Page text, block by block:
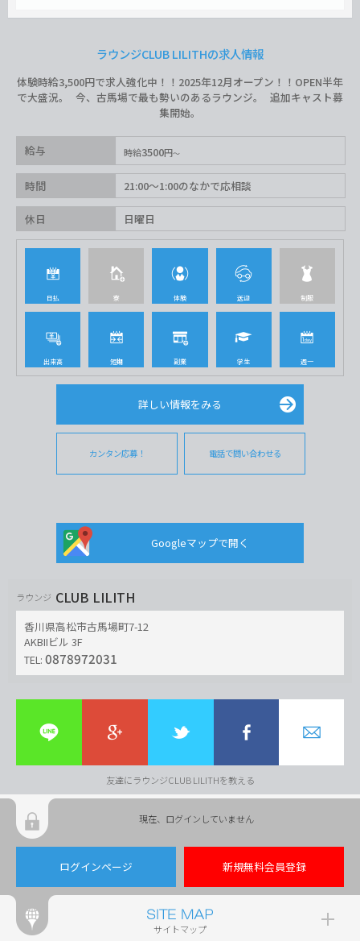
ラウンジCLUB LILITHの求人情報
体験時給3,500円で求人強化中！！2025年12月オープン！！OPEN半年
で大盛況。 今、古馬場で最も勢いのあるラウンジ。 追加キャスト募
集開始。
給与 時給3500円
時間 21:00〜1:00のなかで応相談
休日 日曜日
日払 寮 体験 送迎 制服
出来高 短期 副業 学生 週一
詳しい情報をみる
カンタン応募！ 電話で問い合わせる
Googleマップで開く
ラウンジ CLUB LILITH
香川県高松市古馬場町7-12
AKBIIビル 3F
TEL: 0878972031
友達にラウンジCLUB LILITHを教える
現在、ログインしていません
ログインページ 新規無料会員登録
サイトマップ